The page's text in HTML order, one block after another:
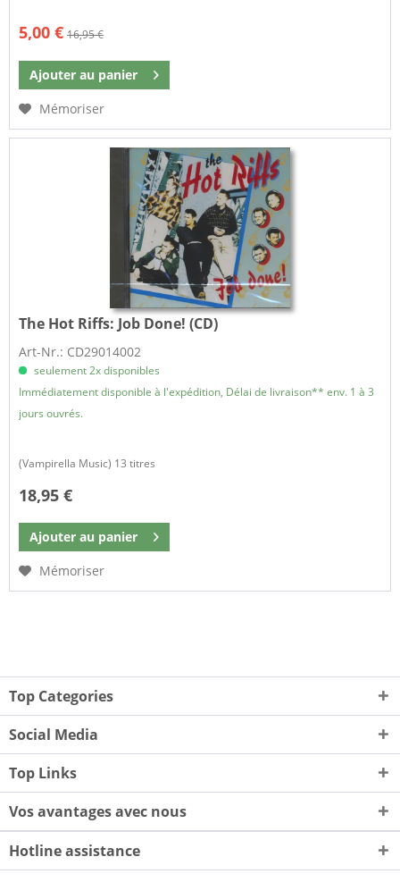
5,00 € 16,95 €
Ajouter au panier
Mémoriser
The Hot Riffs: Job Done! (CD)
Art-Nr.: CD29014002
seulement 2x disponibles
Immédiatement disponible à l'expédition, Délai de livraison** env. 1 à 3
jours ouvrés.
(Vampirella Music) 13 titres
18,95 €
Ajouter au panier
Mémoriser
Top Categories
Social Media
Top Links
Vos avantages avec nous
Hotline assistance